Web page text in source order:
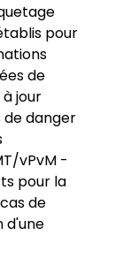
pour
de
jour
de danger
vPvM -
pour la
de
d'une